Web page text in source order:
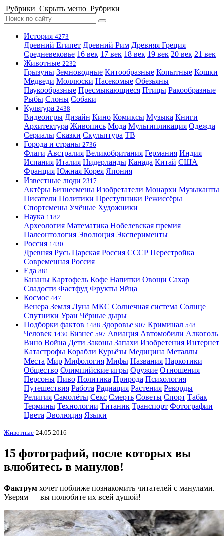
Рубрики Скрыть меню Рубрики
История 4273
Древний Египет Древний Рим Древняя Греция
Средневековье 16 век 17 век 18 век 19 век 20 век 21 век
Животные 2232
Грызуны Земноводные Китообразные Копытные Кошки
Медведи Моллюски Насекомые Обезьяны
Паукообразные Пресмыкающиеся Птицы Ракообразные
Рыбы Слоны Собаки
Культура 2438
Видеоигры Дизайн Кино Комиксы Музыка Книги
Архитектура Живопись Мода Мультипликация Одежда
Сериалы Сказки Скульптура ТВ
Города и страны 2736
Флаги Австралия Великобритания Германия Индия
Испания Италия Нидерланды Канада Китай США
Франция Южная Корея Япония
Известные люди 2317
Актёры Бизнесмены Изобретатели Монархи Музыканты
Писатели Политики Преступники Режиссёры
Спортсмены Учёные Художники
Наука 1182
Археология Математика Нобелевская премия
Палеонтология Эволюция Эксперименты
Россия 1430
Древняя Русь Царская Россия СССР Перестройка
Современная Россия
Еда 881
Бананы Картофель Кофе Напитки Овощи Сахар
Сладости Фастфуд Фрукты Яйца
Космос 447
Венера Земля Луна МКС Солнечная система Солнце
Спутники Уран Чёрные дыры
Подборки фактов 1488 Здоровье 907 Криминал 548
Человек 1430 Бизнес 597 Авиация Автомобили Алкоголь
Вино Война Дети Законы Запахи Изобретения Интернет
Катастрофы Корабли Курьёзы Медицина Металлы
Места Мир Мифология Мифы Названия Наркотики
Общество Олимпийские игры Оружие Отношения
Персоны Пиво Политика Природа Психология
Путешествия Работа Радиация Растения Рекорды
Религия Самолёты Секс Смерть Советы Спорт Табак
Термины Технологии Титаник Транспорт Фотографии
Цвета Эволюция Языки
Животные 24.05.2016
15 фотографий, после которых вы
влюбитесь в манулов!
Фактрум хочет поближе познакомить читателей с манулами.
Уверям — вы полюбите их всей душой!